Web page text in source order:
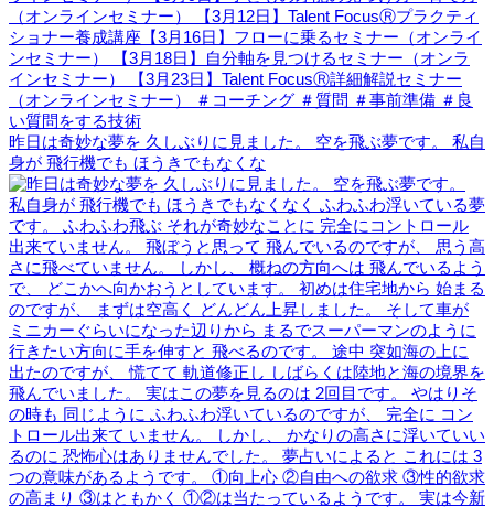
昨日は奇妙な夢を 久しぶりに見ました。 空を飛ぶ夢です。 私自
身が 飛行機でも ほうきでもなくな